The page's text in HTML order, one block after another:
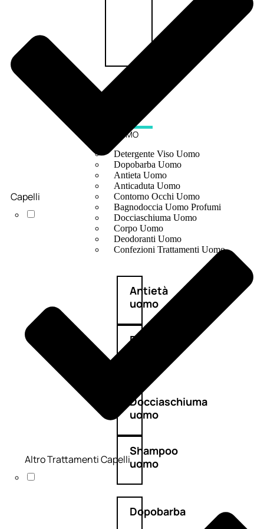
UOMO
Detergente Viso Uomo
Dopobarba Uomo
Antieta Uomo
Anticaduta Uomo
Contorno Occhi Uomo
Bagnodoccia Uomo Profumi
Docciaschiuma Uomo
Corpo Uomo
Deodoranti Uomo
Confezioni Trattamenti Uomo
Antietà
uomo
Detergente
Docciaschiuma
uomo
Shampoo
uomo
Dopobarba
Capelli
Altro Trattamenti Capelli